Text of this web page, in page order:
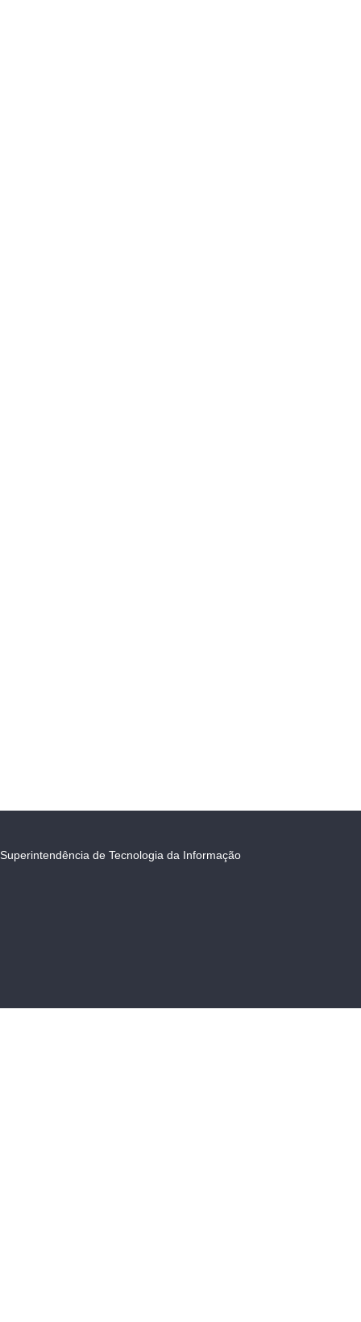
Superintendência de Tecnologia da Informação